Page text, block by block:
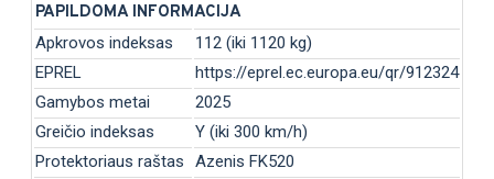
PAPILDOMA INFORMACIJA
Apkrovos indeksas
112 (iki 1120 kg)
EPREL
https://eprel.ec.europa.eu/qr/912324
Gamybos metai
2025
Greičio indeksas
Y (iki 300 km/h)
Protektoriaus raštas
Azenis FK520